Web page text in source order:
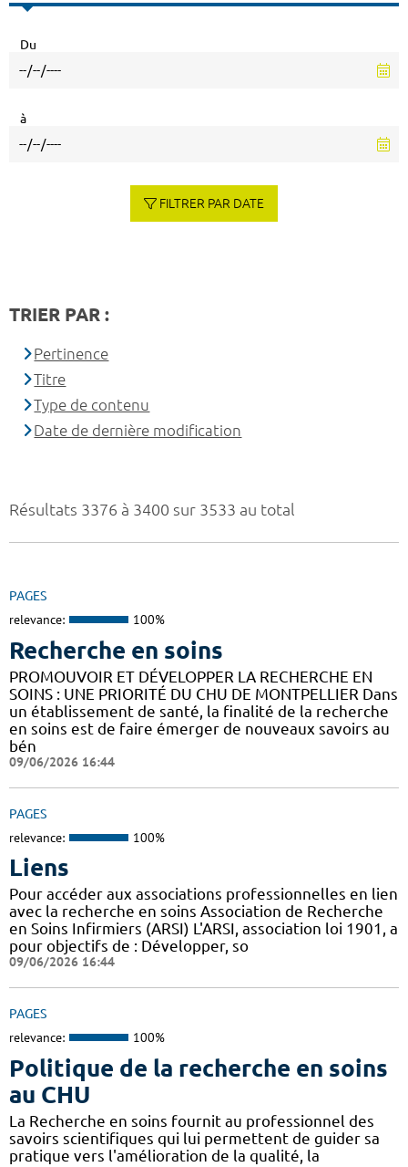
Résultats 3376 à 3400 sur 3533 au total
PAGES
relevance: 100%
Recherche en soins
PROMOUVOIR ET DÉVELOPPER LA RECHERCHE EN
SOINS : UNE PRIORITÉ DU CHU DE MONTPELLIER Dans
un établissement de santé, la finalité de la recherche
en soins est de faire émerger de nouveaux savoirs au
bén
09/06/2026 16:44
PAGES
relevance: 100%
Liens
Pour accéder aux associations professionnelles en lien
avec la recherche en soins Association de Recherche
en Soins Infirmiers (ARSI) L'ARSI, association loi 1901, a
pour objectifs de : Développer, so
09/06/2026 16:44
PAGES
relevance: 100%
Politique de la recherche en soins
au CHU
La Recherche en soins fournit au professionnel des
savoirs scientifiques qui lui permettent de guider sa
pratique vers l'amélioration de la qualité, la
Du
à
FILTRER PAR DATE
TRIER PAR :
Pertinence
Titre
Type de contenu
Date de dernière modification